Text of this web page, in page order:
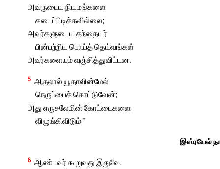
அவருடைய நியமங்களை
கடைப்பிடிக்கவில்லை;
அவர்களுடைய தந்தையர்
பின்பற்றிய பொய்த் தெய்வங்கள்
அவர்களையும் வஞ்சித்துவிட்டன.
5 ஆதலால் யூதாவின்மேல்
நெருப்பைக் கொட்டுவேன்;
அது எருசலேமின் கோட்டைகளை
விழுங்கிவிடும்.”
இஸ்ரயேல்
6 ஆண்டவர் கூறுவது இதுவே: